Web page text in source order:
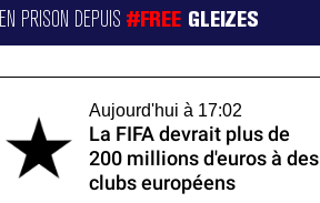
EN PRISON DEPUIS#FREE GLEIZES
Aujourd'hui à 17:02
La FIFA devrait plus de
200 millions d'euros à des
clubs européens